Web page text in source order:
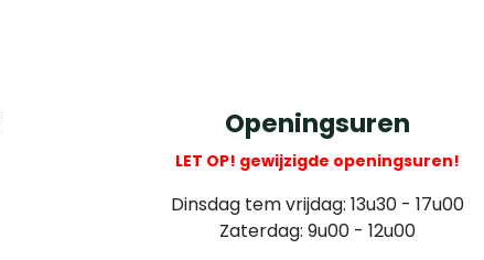
Openingsuren
LET OP! gewijzigde openingsuren!
Dinsdag tem vrijdag: 13u30 - 17u00
Zaterdag: 9u00 - 12u00